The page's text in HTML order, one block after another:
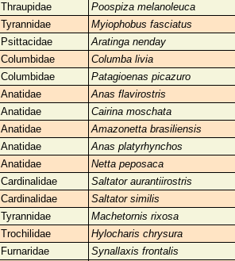
Thraupidae
Poospiza melanoleuca
Tyrannidae
Myiophobus fasciatus
Psittacidae
Aratinga nenday
Columbidae
Columba livia
Columbidae
Patagioenas picazuro
Anatidae
Anas flavirostris
Anatidae
Cairina moschata
Anatidae
Amazonetta brasiliensis
Anatidae
Anas platyrhynchos
Anatidae
Netta peposaca
Cardinalidae
Saltator aurantiirostris
Cardinalidae
Saltator similis
Tyrannidae
Machetornis rixosa
Trochilidae
Hylocharis chrysura
Furnaridae
Synallaxis frontalis